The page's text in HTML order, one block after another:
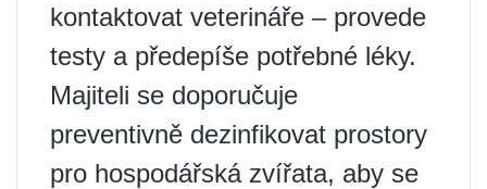
kontaktovat veterináře – provede
testy a předepíše potřebné léky.
Majiteli se doporučuje
preventivně dezinfikovat prostory
pro hospodářská zvířata, aby se